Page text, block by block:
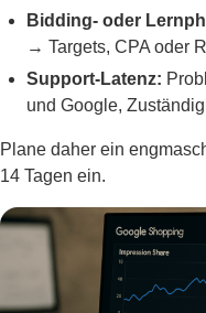
Bidding- oder
→ Targets, CPA oder
Support-Latenz:
und Google,
Plane daher ein
14 Tagen ein.